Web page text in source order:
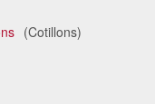
(Cotillons)